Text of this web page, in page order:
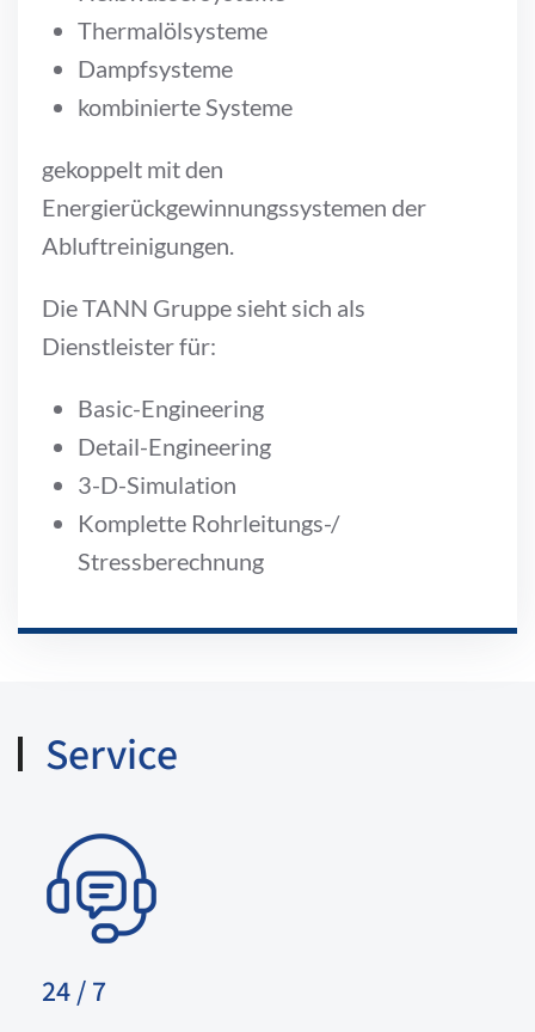
Thermalölsysteme
Dampfsysteme
kombinierte Systeme
gekoppelt mit den
Energierückgewinnungssystemen der
Abluftreinigungen.
Die TANN Gruppe sieht sich als
Dienstleister für:
Basic-Engineering
Detail-Engineering
3-D-Simulation
Komplette Rohrleitungs-/
Stressberechnung
Service
24 / 7